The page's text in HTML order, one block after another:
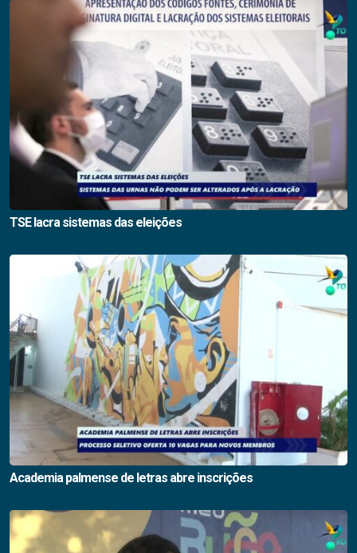
TSE lacra sistemas das eleições
Academia palmense de letras abre inscrições